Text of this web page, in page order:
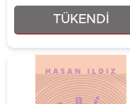
TÜKENDI
₺221,00